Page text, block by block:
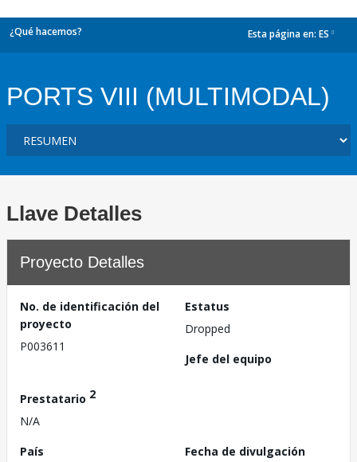
¿Qué hacemos? Esta página en: ES
PORTS VIII (MULTIMODAL)
Llave Detalles
Proyecto Detalles
No. de identificación del
proyecto
P003611
Estatus
Dropped
Jefe del equipo
Prestatario 2
N/A
País
Fecha de divulgación